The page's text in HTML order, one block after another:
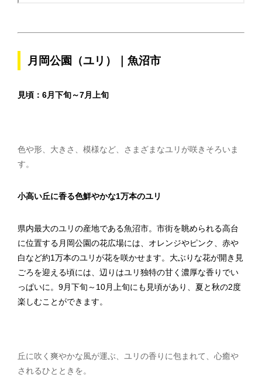
月岡公園（ユリ）｜魚沼市
見頃： 6月下旬～7月上旬
色や形、大きさ、模様など、さまざまなユリが咲きそろいま
す。
小高い丘に香る色鮮やかな1万本のユリ
県内最大のユリの産地である魚沼市。市街を眺められる高台
に位置する月岡公園の花広場には、オレンジやピンク、赤や
白など約1万本のユリが花を咲かせます。大ぶりな花が開き見
ごろを迎える頃には、辺りはユリ独特の甘く濃厚な香りでい
っぱいに。9月下旬～10月上旬にも見頃があり、夏と秋の2度
楽しむことができます。
丘に吹く爽やかな風が運ぶ、ユリの香りに包まれて、心癒や
されるひとときを。